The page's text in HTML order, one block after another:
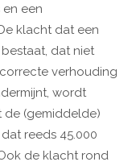
een
klacht dat een
dat niet
verhouding
wordt
de (gemiddelde)
reeds 45.000
de klacht rond